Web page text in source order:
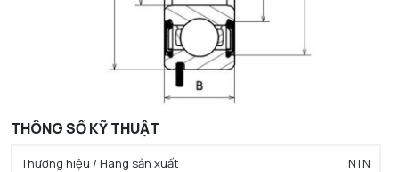
THÔNG SỐ KỸ THUẬT
Thương hiệu / Hãng sản xuất NTN